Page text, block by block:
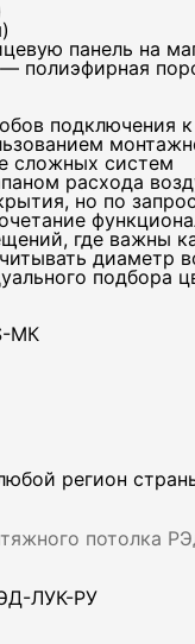
панель на
полиэфирная
подключения
сложных систем
расхода
но по
где важны
диаметр
подбора
МК
регион
потолка
ЛУК-РУ
Телефон